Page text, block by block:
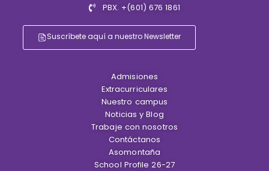
PBX. +(601) 676 1861
Suscríbete aquí a nuestro Newsletter
Admisiones
Extracurriculares
Nuestro campus
Noticias y Blog
Trabaje con nosotros
Contáctanos
Asomontaña
School Profile 26-27